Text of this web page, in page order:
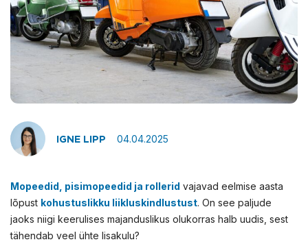
IGNE LIPP 04.04.2025
Mopeedid, pisimopeedid ja rollerid vajavad eelmise aasta
lõpust kohustuslikku liikluskindlustust. On see paljude
jaoks niigi keerulises majanduslikus olukorras halb uudis, sest
tähendab veel ühte lisakulu?